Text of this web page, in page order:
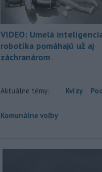
VIDEO: Umelá
robotika pomáhajú už aj
záchranárom
Aktuálne témy: Kvízy
Komunálne voľby